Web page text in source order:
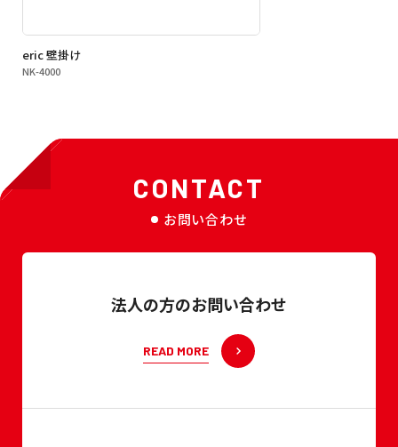
eric 壁掛け
NK-4000
CONTACT
お問い合わせ
法人の方のお問い合わせ
READ MORE